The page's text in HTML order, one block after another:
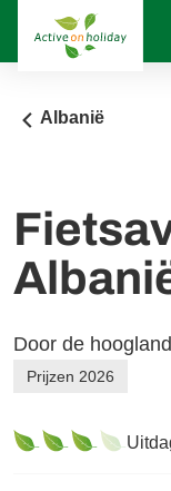
Albanië
Door de
Prijzen 2026